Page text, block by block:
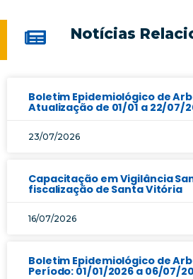
Notícias
Boletim Epidemiológico de
Atualização de 01/01 a 22/07/
23/07/2026
Capacitação em Vigilância
fiscalização de Santa Vitória
16/07/2026
Boletim Epidemiológico de
Período: 01/01/2026 a 06/07/